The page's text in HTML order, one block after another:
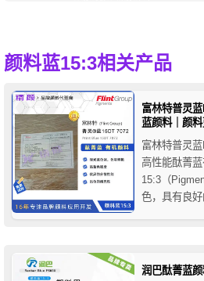
颜料蓝15:3相关产品
富林特普灵
蓝颜料｜颜
富林特普灵
高性能酞菁
15:3（
色，具有良
润巴酞菁蓝